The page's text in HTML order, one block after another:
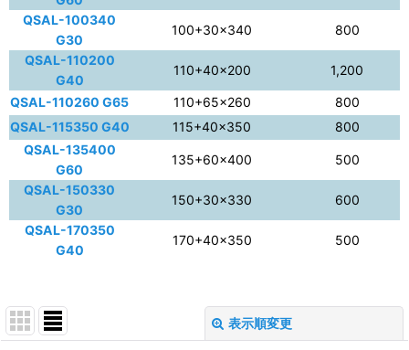
QSAL-100340
G30
100+30×340
800
QSAL-110200
G40
110+40×200 1,200
QSAL-110260 G65 110+65×260
800
QSAL-115350 G40
115+40×350
800
QSAL-135400
G60
135+60×400
500
QSAL-150330
G30
150+30×330
600
QSAL-170350
G40
170+40×350 500
表示順変更